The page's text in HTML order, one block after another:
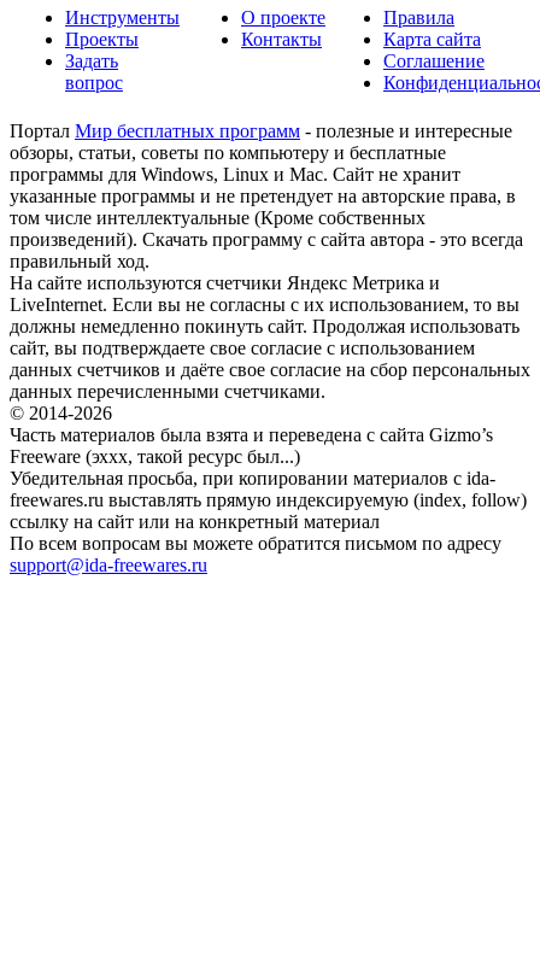
Инструменты
Проекты
Задать
вопрос
О проекте
Контакты
Правила
Карта сайта
Соглашение
Портал Мир бесплатных программ - полезные и интересные
обзоры, статьи, советы по компьютеру и бесплатные
программы для Windows, Linux и Mac. Сайт не хранит
указанные программы и не претендует на авторские права, в
том числе интеллектуальные (Кроме собственных
произведений). Скачать программу с сайта автора - это всегда
правильный ход.
На сайте используются счетчики Яндекс Метрика и
LiveInternet. Если вы не согласны с их использованием, то вы
должны немедленно покинуть сайт. Продолжая использовать
сайт, вы подтверждаете свое согласие с использованием
данных счетчиков и даёте свое согласие на сбор персональных
данных перечисленными счетчиками.
© 2014-2026
Часть материалов была взята и переведена с сайта Gizmo’s
Freeware (эххх, такой ресурс был...)
Убедительная просьба, при копировании материалов с ida-
freewares.ru выставлять прямую индексируемую (index, follow)
ссылку на сайт или на конкретный материал
По всем вопросам вы можете обратится письмом по адресу
support@ida-freewares.ru